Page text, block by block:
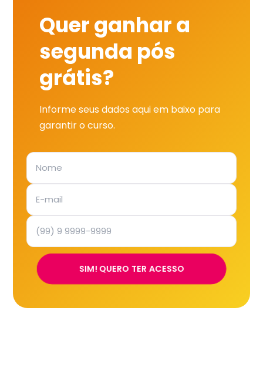
Quer ganhar a
segunda pós
grátis?
Informe seus dados aqui em baixo para
garantir o curso.
SIM! QUERO TER ACESSO